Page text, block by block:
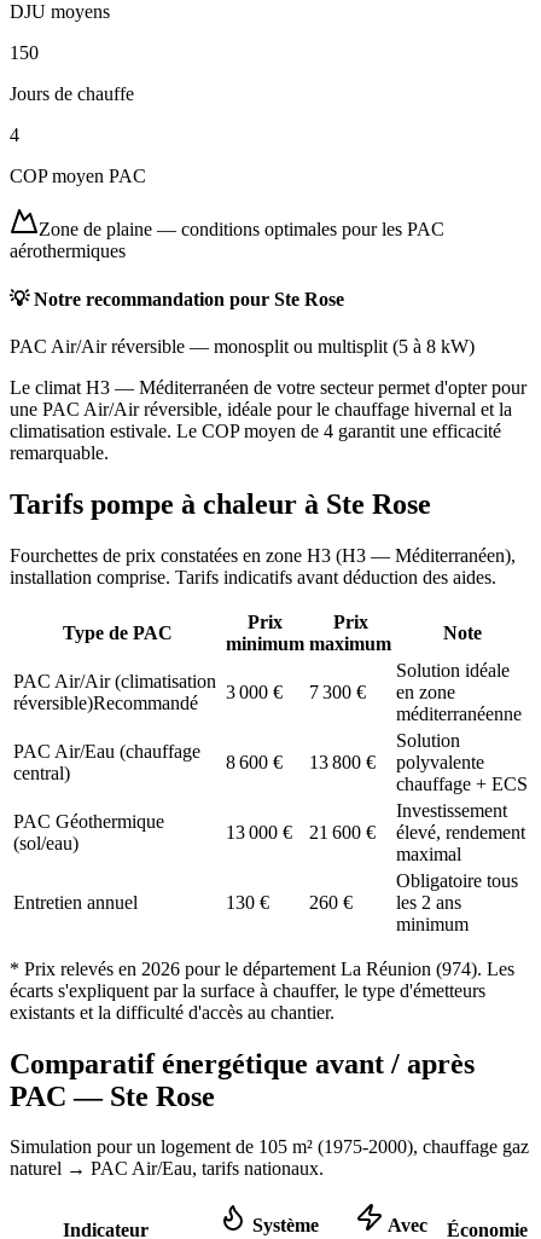
DJU moyens
150
Jours de chauffe
4
COP moyen PAC
Zone de plaine — conditions optimales pour les PAC
aérothermiques
💡 Notre recommandation pour Ste Rose
PAC Air/Air réversible — monosplit ou multisplit (5 à 8 kW)
Le climat H3 — Méditerranéen de votre secteur permet d'opter pour
une PAC Air/Air réversible, idéale pour le chauffage hivernal et la
climatisation estivale. Le COP moyen de 4 garantit une efficacité
remarquable.
Tarifs pompe à chaleur à Ste Rose
Fourchettes de prix constatées en zone H3 (H3 — Méditerranéen),
installation comprise. Tarifs indicatifs avant déduction des aides.
Type de PAC
Prix
minimum
Prix
maximum
Note
PAC Air/Air (climatisation
réversible)Recommandé
3 000 € 7 300 €
Solution idéale
en zone
méditerranéenne
PAC Air/Eau (chauffage
central)
8 600 € 13 800 €
Solution
polyvalente
chauffage + ECS
PAC Géothermique
(sol/eau)
13 000 € 21 600 €
Investissement
élevé, rendement
maximal
Entretien annuel 130 € 260 €
Obligatoire tous
les 2 ans
minimum
* Prix relevés en 2026 pour le département La Réunion (974). Les
écarts s'expliquent par la surface à chauffer, le type d'émetteurs
existants et la difficulté d'accès au chantier.
Comparatif énergétique avant / après
PAC — Ste Rose
Simulation pour un logement de 105 m² (1975-2000), chauffage gaz
naturel → PAC Air/Eau, tarifs nationaux.
Indicateur
Système
Avec
Économie